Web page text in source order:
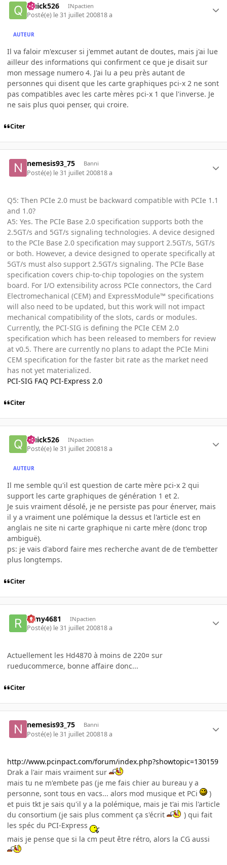
Quick526 INpactien
Posté(e) le 31 juillet 200818 a
AUTEUR
Il va faloir m'excuser si j'emmet autant de doutes, mais j'ai lue
ailleur des informations qui confirment ce que je disait sur
mon message numero 4. J'ai lu a peu près autant de
personnes qui disent que les carte graphiques pci-x 2 ne sont
pas compatibles avec les carte mères pci-x 1 que l'inverse. Je
ne sais plus quoi penser, qui croire.
Citer
nemesis93_75 Banni
Posté(e) le 31 juillet 200818 a
Q5: Then PCIe 2.0 must be backward compatible with PCIe 1.1
and 1.0?
A5: Yes. The PCIe Base 2.0 specification supports both the
2.5GT/s and 5GT/s signaling technologies. A device designed
to the PCIe Base 2.0 specification may support 2.5GT/s, 5GT/s
or both. However, a device designed to operate specifically at
5GT/s must also support 2.5GT/s signaling. The PCIe Base
specification covers chip-to-chip topologies on the system
board. For I/O extensibility across PCIe connectors, the Card
Electromechanical (CEM) and ExpressModule™ specifications
will also need to be updated, but this work will not impact
mechanical compatibility of the slots, cards or modules.
Currently, the PCI-SIG is defining the PCIe CEM 2.0
specification which has been released to members for review
at v0.5. There are currently no plans to adapt the PCIe Mini
CEM specification for the faster bit rate as the market need
has not yet materialized.
PCI-SIG FAQ PCI-Express 2.0
Citer
Quick526 INpactien
Posté(e) le 31 juillet 200818 a
AUTEUR
Il me semble qu'il est question de carte mère pci-x 2 qui
support les carte graphiques de génération 1 et 2.
Je suis vraiment désolé, je ne persiste pas pour énerver, mais
il y a vraiment une polémique la dessus et l'article est en
anglais ne site ni carte graphique ni carte mère (donc trop
ambiguë).
ps: je vais d'abord faire mes recherche avant de de t'embetter
plus longtemps.
Citer
remy4681 INpactien
Posté(e) le 31 juillet 200818 a
Actuellement les Hd4870 à moins de 220¤ sur
rueducommerce, bonne affaire donc...
Citer
nemesis93_75 Banni
Posté(e) le 31 juillet 200818 a
http://www.pcinpact.com/forum/index.php?showtopic=130159
Drak a l'air mais vraiment sur
mais tu ne m'embete pas (je me fais chier au bureau y a
personne, sont tous en vacs... alors mod musique et PCi
)
et puis tkt je sais qu'il y a la polémique, mais je t'ai mis l'article
du consortium (je sais plus comment ça s'écrit
) qui fait
les spéc du PCI-Express
mais je pense que si la cm peut être rétro, alors la CG aussi